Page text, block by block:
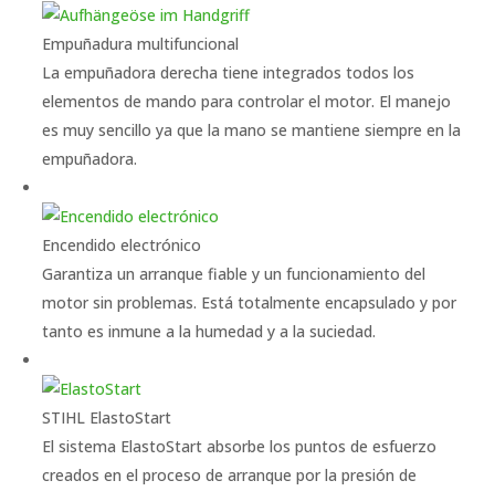
Empuñadura multifuncional
La empuñadora derecha tiene integrados todos los
elementos de mando para controlar el motor. El manejo
es muy sencillo ya que la mano se mantiene siempre en la
empuñadora.
Encendido electrónico
Garantiza un arranque fiable y un funcionamiento del
motor sin problemas. Está totalmente encapsulado y por
tanto es inmune a la humedad y a la suciedad.
STIHL ElastoStart
El sistema ElastoStart absorbe los puntos de esfuerzo
creados en el proceso de arranque por la presión de